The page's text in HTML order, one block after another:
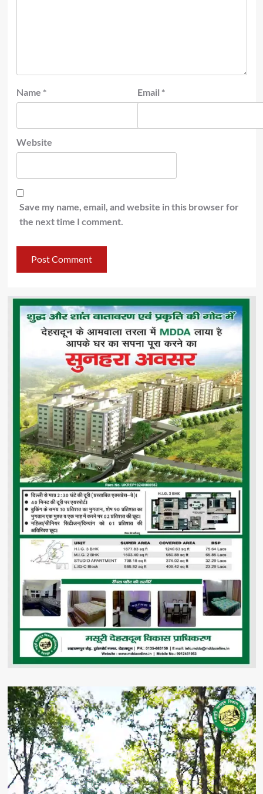
Name * Email *
Website
Save my name, email, and website in this browser for
the next time I comment.